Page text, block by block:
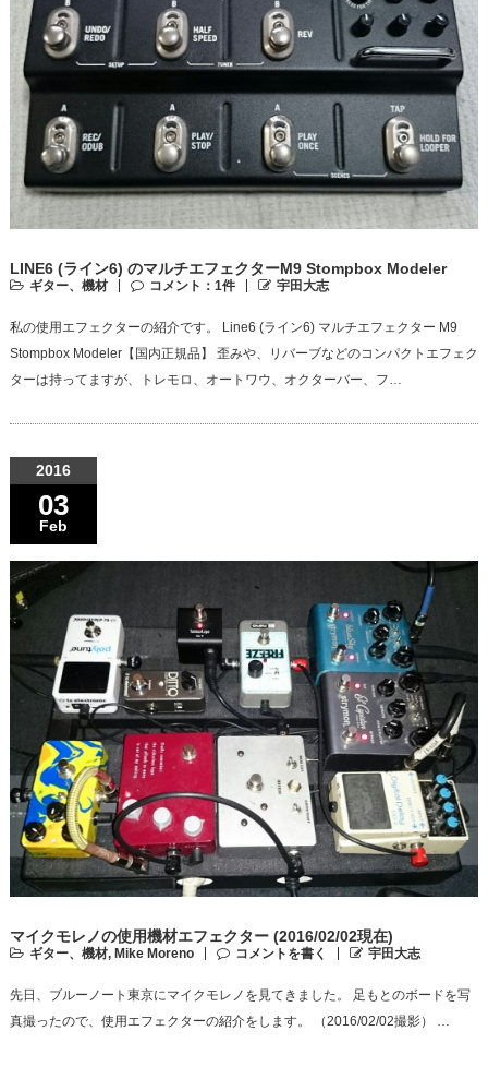
LINE6 (ライン6) のマルチエフェクターM9 Stompbox Modeler
ギター、機材 コメント：1件 宇田大志
私の使用エフェクターの紹介です。 Line6 (ライン6) マルチエフェクター M9
Stompbox Modeler【国内正規品】 歪みや、リバーブなどのコンパクトエフェク
ターは持ってますが、トレモロ、オートワウ、オクターバー、フ…
2016
03
Feb
マイクモレノの使用機材エフェクター (2016/02/02現在)
ギター、機材, Mike Moreno コメントを書く 宇田大志
先日、ブルーノート東京にマイクモレノを見てきました。 足もとのボードを写
真撮ったので、使用エフェクターの紹介をします。 （2016/02/02撮影） …